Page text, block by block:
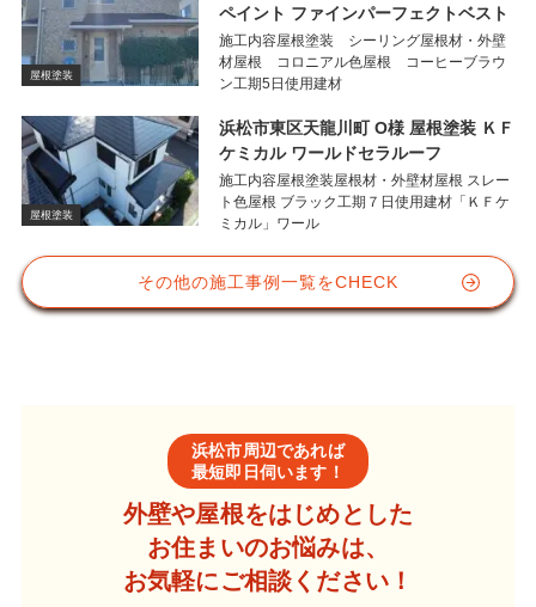
屋根塗装
ペイント ファインパーフェクトベスト
施工内容屋根塗装 シーリング屋根材・外壁
材屋根 コロニアル色屋根 コーヒーブラウ
ン工期5日使用建材
屋根塗装
浜松市東区天龍川町 O様 屋根塗装 ＫＦ
ケミカル ワールドセラルーフ
施工内容屋根塗装屋根材・外壁材屋根 スレー
ト色屋根 ブラック工期７日使用建材「ＫＦケ
ミカル」ワール
その他の施工事例一覧をCHECK
浜松市周辺であれば
最短即日伺います！
外壁や屋根をはじめとした
お住まいのお悩みは、
お気軽にご相談ください！